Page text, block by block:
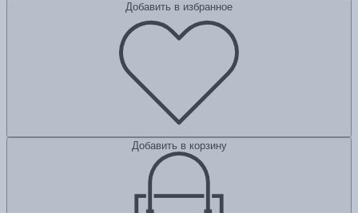
Добавить в избранное
Добавить в корзину